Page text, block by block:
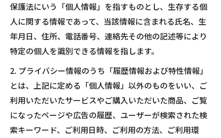
保護法にいう「個人情報」を指すものとし、生存する個
人に関する情報であって、当該情報に含まれる氏名、生
年月日、住所、電話番号、連絡先その他の記述等により
特定の個人を識別できる情報を指します。
2. プライバシー情報のうち「履歴情報および特性情報」
とは、上記に定める「個人情報」以外のものをいい、ご
利用いただいたサービスやご購入いただいた商品、ご覧
になったページや広告の履歴、ユーザーが検索された検
索キーワード、ご利用日時、ご利用の方法、ご利用環